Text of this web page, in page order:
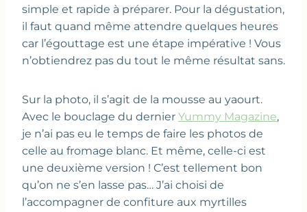
simple et rapide à préparer. Pour la dégustation,
il faut quand même attendre quelques heures
car l’égouttage est une étape impérative ! Vous
n’obtiendrez pas du tout le même résultat sans.
Sur la photo, il s’agit de la mousse au yaourt.
Avec le bouclage du dernier Yummy Magazine,
je n’ai pas eu le temps de faire les photos de
celle au fromage blanc. Et même, celle-ci est
une deuxième version ! C’est tellement bon
qu’on ne s’en lasse pas… J’ai choisi de
l’accompagner de confiture aux myrtilles